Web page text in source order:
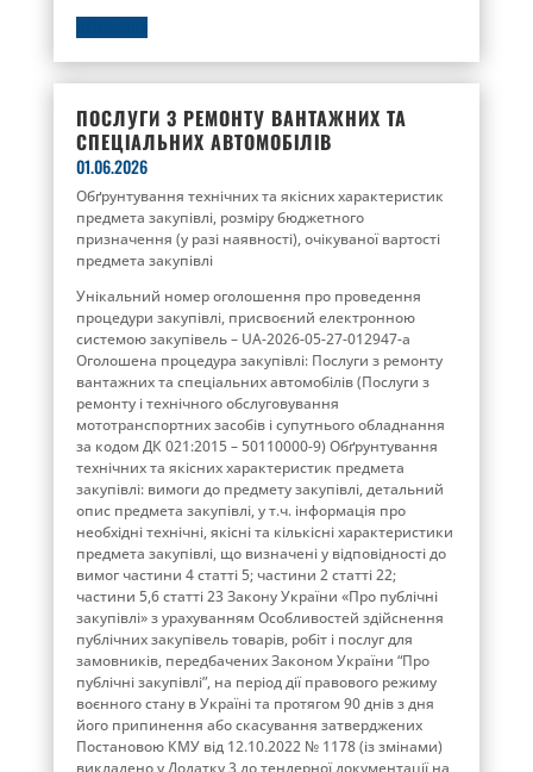
ПОСЛУГИ З РЕМОНТУ ВАНТАЖНИХ ТА
СПЕЦІАЛЬНИХ АВТОМОБІЛІВ
01.06.2026
Обґрунтування технічних та якісних характеристик
предмета закупівлі, розміру бюджетного
призначення (у разі наявності), очікуваної вартості
предмета закупівлі
Унікальний номер оголошення про проведення
процедури закупівлі, присвоєний електронною
системою закупівель – UA-2026-05-27-012947-a
Оголошена процедура закупівлі: Послуги з ремонту
вантажних та спеціальних автомобілів (Послуги з
ремонту і технічного обслуговування
мототранспортних засобів і супутнього обладнання
за кодом ДК 021:2015 – 50110000-9) Обґрунтування
технічних та якісних характеристик предмета
закупівлі: вимоги до предмету закупівлі, детальний
опис предмета закупівлі, у т.ч. інформація про
необхідні технічні, якісні та кількісні характеристики
предмета закупівлі, що визначені у відповідності до
вимог частини 4 статті 5; частини 2 статті 22;
частини 5,6 статті 23 Закону України «Про публічні
закупівлі» з урахуванням Особливостей здійснення
публічних закупівель товарів, робіт і послуг для
замовників, передбачених Законом України “Про
публічні закупівлі”, на період дії правового режиму
воєнного стану в Україні та протягом 90 днів з дня
його припинення або скасування затверджених
Постановою КМУ від 12.10.2022 № 1178 (із змінами)